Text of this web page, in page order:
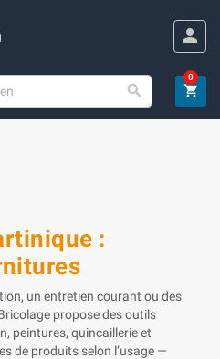
person
 shopping_cart
0
:
un entretien courant ou des
propose des outils
peintures, quincaillerie et
de produits selon l’usage —